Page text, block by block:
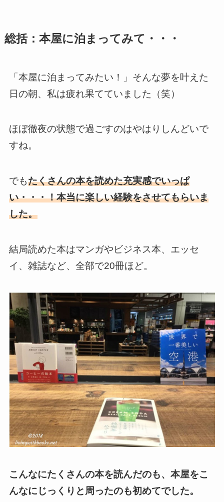
総括：本屋に泊まってみて・・・
「本屋に泊まってみたい！」そんな夢を叶えた
日の朝、私は疲れ果てていました（笑）
ほぼ徹夜の状態で過ごすのはやはりしんどいで
すね。
でもたくさんの本を読めた充実感でいっぱ
い・・・！本当に楽しい経験をさせてもらいま
した。
結局読めた本はマンガやビジネス本、エッセ
イ、雑誌など、全部で20冊ほど。
こんなにたくさんの本を読んだのも、本屋をこ
んなにじっくりと周ったのも初めてでした。